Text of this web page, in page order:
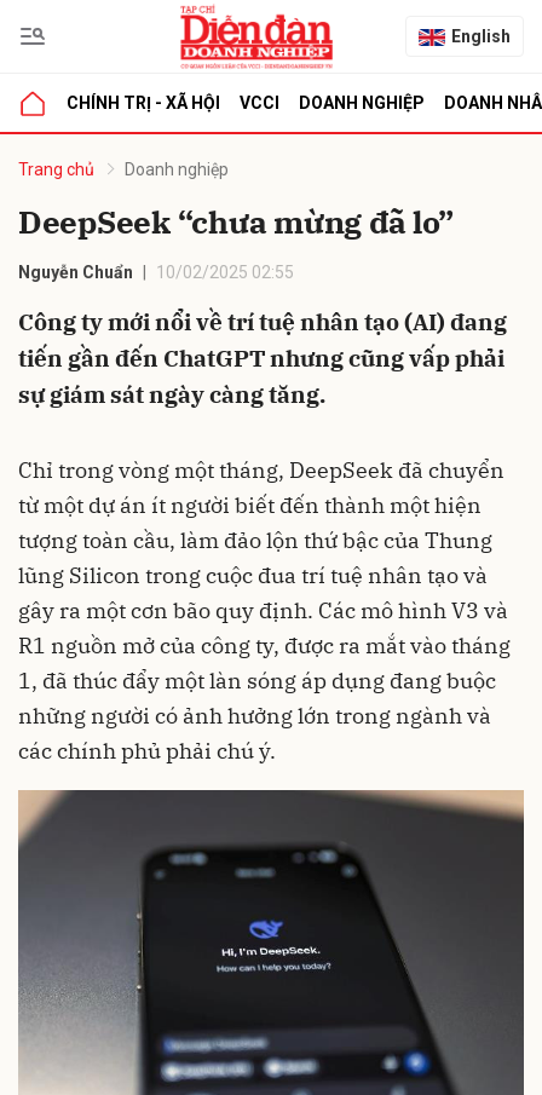
English
CHÍNH TRỊ - XÃ HỘI VCCI DOANH NGHIỆP DOANH
Trang chủ Doanh nghiệp
DeepSeek “chưa mừng đã lo”
Nguyễn Chuẩn 10/02/2025 02:55
Công ty mới nổi về trí tuệ nhân tạo (AI) đang
tiến gần đến ChatGPT nhưng cũng vấp phải
sự giám sát ngày càng tăng.
Chỉ trong vòng một tháng, DeepSeek đã chuyển
từ một dự án ít người biết đến thành một hiện
tượng toàn cầu, làm đảo lộn thứ bậc của Thung
lũng Silicon trong cuộc đua trí tuệ nhân tạo và
gây ra một cơn bão quy định. Các mô hình V3 và
R1 nguồn mở của công ty, được ra mắt vào tháng
1, đã thúc đẩy một làn sóng áp dụng đang buộc
những người có ảnh hưởng lớn trong ngành và
các chính phủ phải chú ý.
luận